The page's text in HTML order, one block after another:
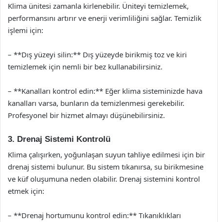
Klima ünitesi zamanla kirlenebilir. Üniteyi temizlemek,
performansını artırır ve enerji verimliliğini sağlar. Temizlik
işlemi için:
– **Dış yüzeyi silin:** Dış yüzeyde birikmiş toz ve kiri
temizlemek için nemli bir bez kullanabilirsiniz.
– **Kanalları kontrol edin:** Eğer klima sisteminizde hava
kanalları varsa, bunların da temizlenmesi gerekebilir.
Profesyonel bir hizmet almayı düşünebilirsiniz.
3. Drenaj Sistemi Kontrolü
Klima çalışırken, yoğunlaşan suyun tahliye edilmesi için bir
drenaj sistemi bulunur. Bu sistem tıkanırsa, su birikmesine
ve küf oluşumuna neden olabilir. Drenaj sistemini kontrol
etmek için:
– **Drenaj hortumunu kontrol edin:** Tıkanıklıkları